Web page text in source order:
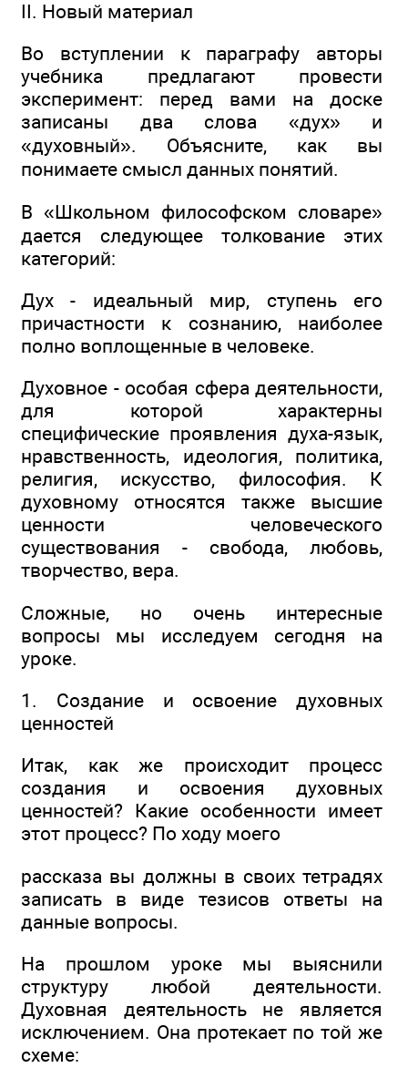
II. Новый материал
Во вступлении к параграфу авторы
учебника предлагают провести
эксперимент: перед вами на доске
записаны два слова «дух» и
«духовный». Объясните, как вы
понимаете смысл данных понятий.
В «Школьном философском словаре»
дается следующее толкование этих
категорий:
Дух - идеальный мир, ступень его
причастности к сознанию, наиболее
полно воплощенные в человеке.
Духовное - особая сфера деятельности,
для которой характерны
специфические проявления духа-язык,
нравственность, идеология, политика,
религия, искусство, философия. К
духовному относятся также высшие
ценности человеческого
существования - свобода, любовь,
творчество, вера.
Сложные, но очень интересные
вопросы мы исследуем сегодня на
уроке.
1. Создание и освоение духовных
ценностей
Итак, как же происходит процесс
создания и освоения духовных
ценностей? Какие особенности имеет
этот процесс? По ходу моего
рассказа вы должны в своих тетрадях
записать в виде тезисов ответы на
данные вопросы.
На прошлом уроке мы выяснили
структуру любой деятельности.
Духовная деятельность не является
исключением. Она протекает по той же
схеме: